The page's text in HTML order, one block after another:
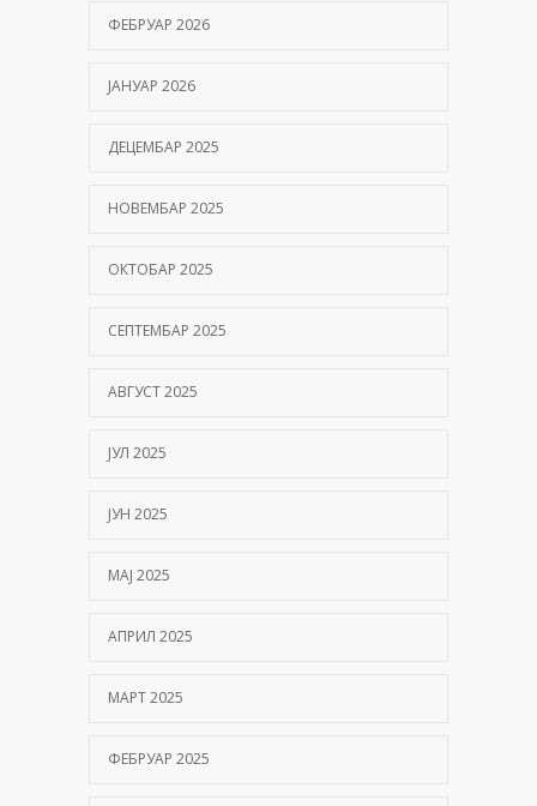
ФЕБРУАР 2026
ЈАНУАР 2026
ДЕЦЕМБАР 2025
НОВЕМБАР 2025
ОКТОБАР 2025
СЕПТЕМБАР 2025
АВГУСТ 2025
ЈУЛ 2025
ЈУН 2025
МАЈ 2025
АПРИЛ 2025
МАРТ 2025
ФЕБРУАР 2025